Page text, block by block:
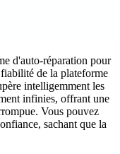
d'auto-réparation pour
de la plateforme
intelligemment les
infinies, offrant une
Vous pouvez
sachant que la